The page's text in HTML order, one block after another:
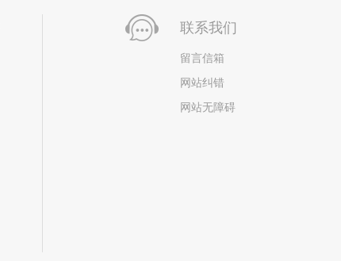
联系我们
留言信箱
网站纠错
网站无障碍